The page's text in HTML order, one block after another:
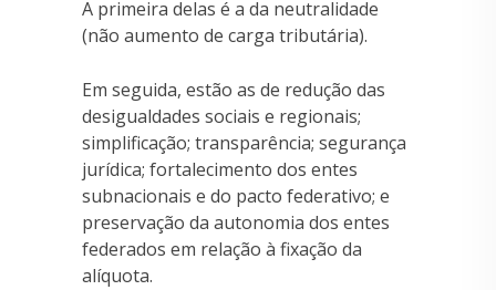
A primeira delas é a da neutralidade
(não aumento de carga tributária).
Em seguida, estão as de redução das
desigualdades sociais e regionais;
simplificação; transparência; segurança
jurídica; fortalecimento dos entes
subnacionais e do pacto federativo; e
preservação da autonomia dos entes
federados em relação à fixação da
alíquota.